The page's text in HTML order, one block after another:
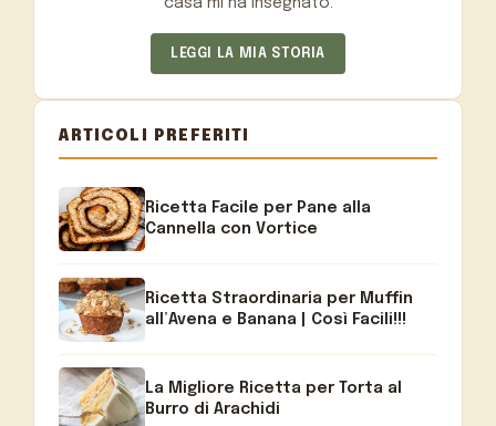
casa mi ha insegnato.
LEGGI LA MIA STORIA
ARTICOLI PREFERITI
Ricetta Facile per Pane alla
Cannella con Vortice
Ricetta Straordinaria per Muffin
all’Avena e Banana | Così Facili!!!
La Migliore Ricetta per Torta al
Burro di Arachidi